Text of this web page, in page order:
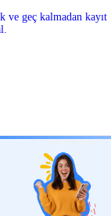
ve geç kalmadan kayıt